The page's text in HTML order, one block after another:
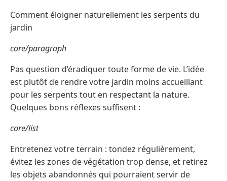
Comment éloigner naturellement les serpents du
jardin
core/paragraph
Pas question d’éradiquer toute forme de vie. L’idée
est plutôt de rendre votre jardin moins accueillant
pour les serpents tout en respectant la nature.
Quelques bons réflexes suffisent :
core/list
Entretenez votre terrain : tondez régulièrement,
évitez les zones de végétation trop dense, et retirez
les objets abandonnés qui pourraient servir de